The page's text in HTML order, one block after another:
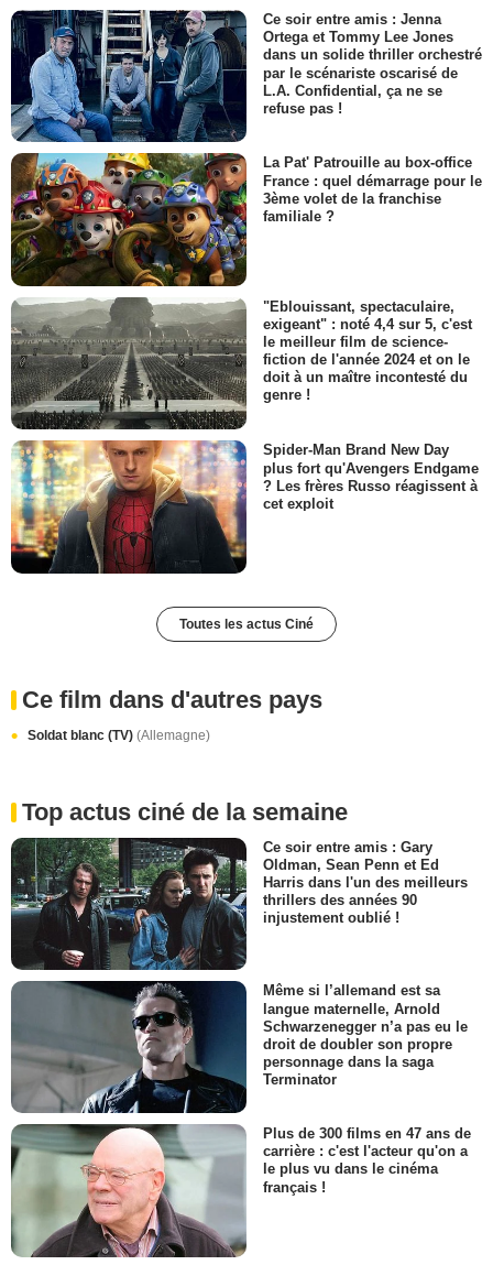
Ce soir entre amis : Jenna
Ortega et Tommy Lee Jones
dans un solide thriller orchestré
par le scénariste oscarisé de
L.A. Confidential, ça ne se
refuse pas !
La Pat' Patrouille au box-office
France : quel démarrage pour le
3ème volet de la franchise
familiale ?
"Eblouissant, spectaculaire,
exigeant" : noté 4,4 sur 5, c'est
le meilleur film de science-
fiction de l'année 2024 et on le
doit à un maître incontesté du
genre !
Spider-Man Brand New Day
plus fort qu'Avengers Endgame
? Les frères Russo réagissent à
cet exploit
Toutes les actus Ciné
Ce film dans d'autres pays
Soldat blanc (TV) (Allemagne)
Top actus ciné de la semaine
Ce soir entre amis : Gary
Oldman, Sean Penn et Ed
Harris dans l'un des meilleurs
thrillers des années 90
injustement oublié !
Même si l’allemand est sa
langue maternelle, Arnold
Schwarzenegger n’a pas eu le
droit de doubler son propre
personnage dans la saga
Terminator
Plus de 300 films en 47 ans de
carrière : c'est l'acteur qu'on a
le plus vu dans le cinéma
français !